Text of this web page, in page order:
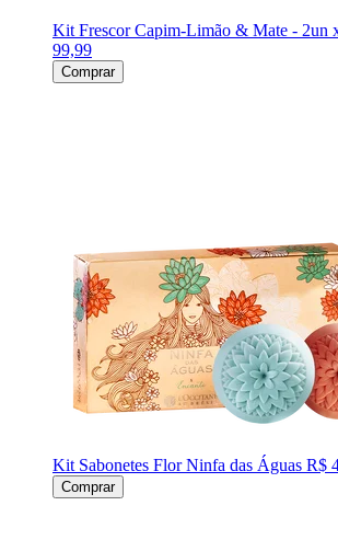
Kit Frescor Capim-Limão & Mate - 2un
99,99
Comprar
Kit Sabonetes Flor Ninfa das Águas R$
Comprar